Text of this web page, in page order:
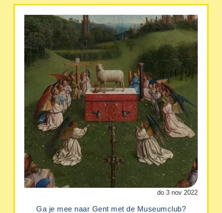
do 3 nov 2022
Ga je mee naar Gent met de Museumclub?